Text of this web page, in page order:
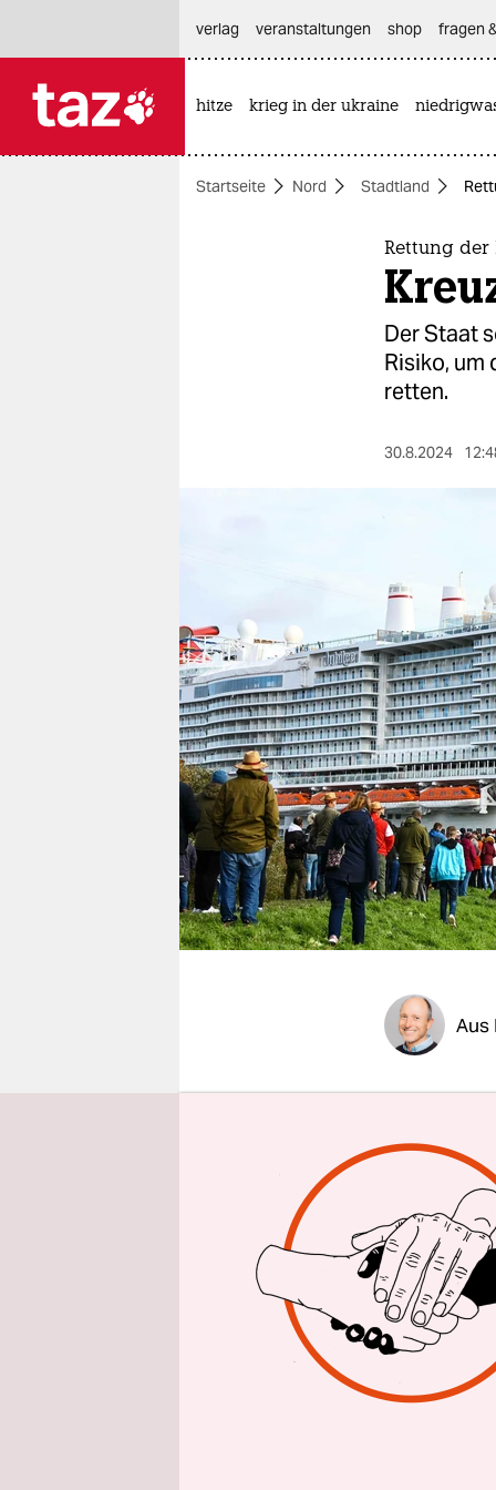
themen
verlag
verlag
veranstaltungen
shop
fragen & hilfe
unterstützen
abo
genossenschaft
verlag
veranstaltungen shop fragen
hitze krieg in der ukraine
Startseite Nord Stadtland
Rettung der
Der Staat
Risiko, um
retten.
30.8.2024
Aus
eine
muss
fehlen 2,8
Die